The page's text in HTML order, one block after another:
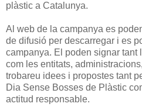
plàstic a Catalunya.
Al web de la campanya es
de difusió per descarregar i es
campanya. El poden signar
com les entitats,
trobareu idees i propostes tant
Dia Sense Bosses de Plàstic
actitud responsable.